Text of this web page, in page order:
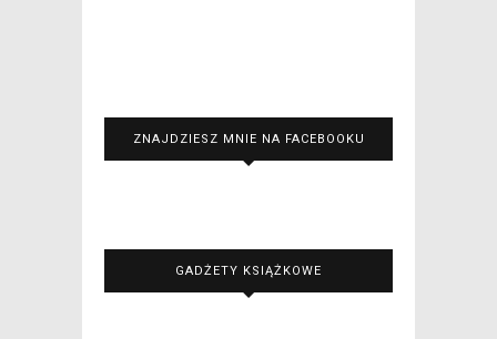
ZNAJDZIESZ MNIE NA FACEBOOKU
GADŻETY KSIĄŻKOWE